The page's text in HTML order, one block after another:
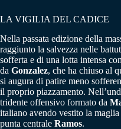
LA VIGILIA DEL CADICE
Nella passata edizione della
raggiunto la salvezza nelle
sofferta e di una lotta intensa
da Gonzalez, che ha chiuso al
si augura di patire meno
il proprio piazzamento.
tridente offensivo formato da
italiano avendo vestito la
punta centrale Ramos.